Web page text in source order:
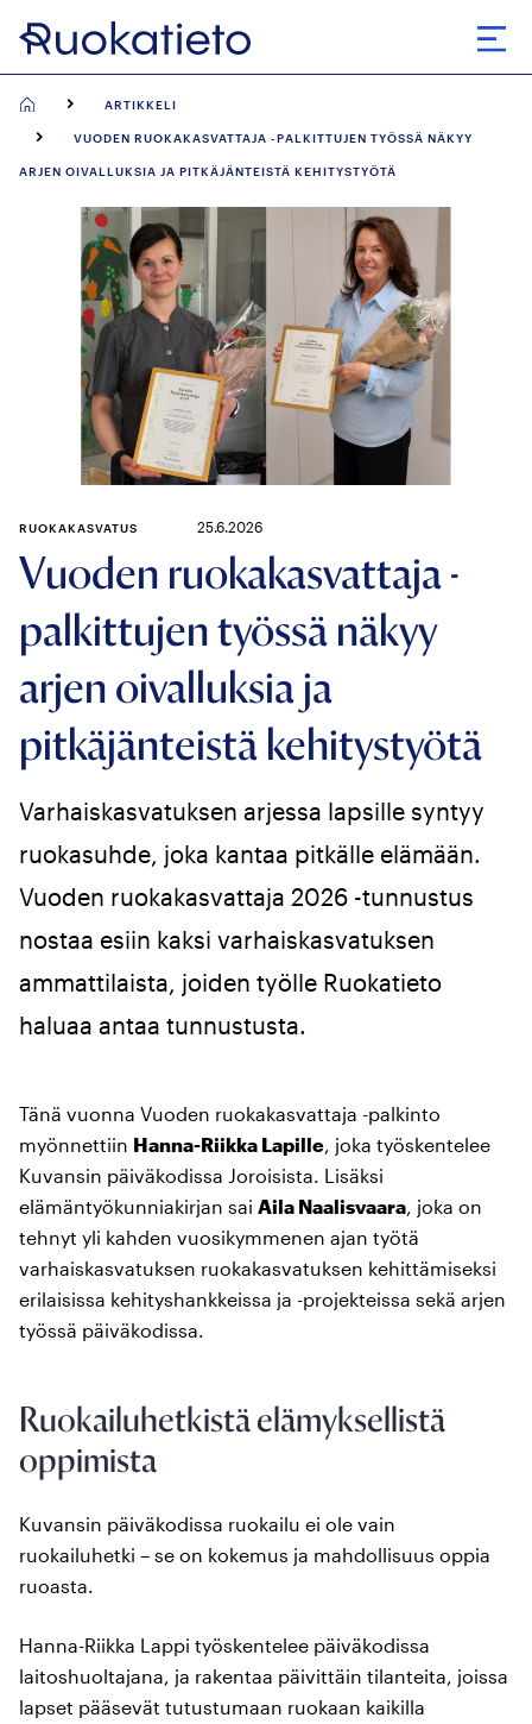
Siirry
suoraan
ARTIKKELI
VUODEN RUOKAKASVATTAJA -PALKITTUJEN TYÖSSÄ NÄKYY
ARJEN OIVALLUKSIA JA PITKÄJÄNTEISTÄ KEHITYSTYÖTÄ
Vuoden ruokakasvattaja -
palkittujen työssä näkyy
arjen oivalluksia ja
pitkäjänteistä kehitystyötä
RUOKAKASVATUS 25.6.2026
Varhaiskasvatuksen arjessa lapsille syntyy
ruokasuhde, joka kantaa pitkälle elämään.
Vuoden ruokakasvattaja 2026 -tunnustus
nostaa esiin kaksi varhaiskasvatuksen
ammattilaista, joiden työlle Ruokatieto
haluaa antaa tunnustusta.
Tänä vuonna Vuoden ruokakasvattaja -palkinto
myönnettiin Hanna-Riikka Lapille , joka työskentelee
Kuvansin päiväkodissa Joroisista. Lisäksi
elämäntyökunniakirjan sai Aila Naalisvaara , joka on
tehnyt yli kahden vuosikymmenen ajan työtä
varhaiskasvatuksen ruokakasvatuksen kehittämiseksi
erilaisissa kehityshankkeissa ja -projekteissa sekä arjen
työssä päiväkodissa.
Ruokailuhetkistä elämyksellistä
oppimista
Kuvansin päiväkodissa ruokailu ei ole vain
ruokailuhetki – se on kokemus ja mahdollisuus oppia
ruoasta.
Hanna-Riikka Lappi työskentelee päiväkodissa
laitoshuoltajana, ja rakentaa päivittäin tilanteita, joissa
lapset pääsevät tutustumaan ruokaan kaikilla